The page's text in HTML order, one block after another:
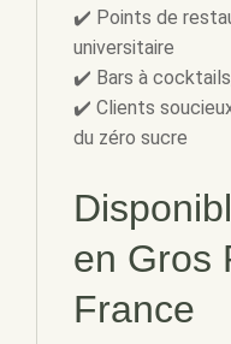
✔️ Points de
universitaire
✔️ Bars à
✔️ Clients
du zéro sucre
en Gros
France